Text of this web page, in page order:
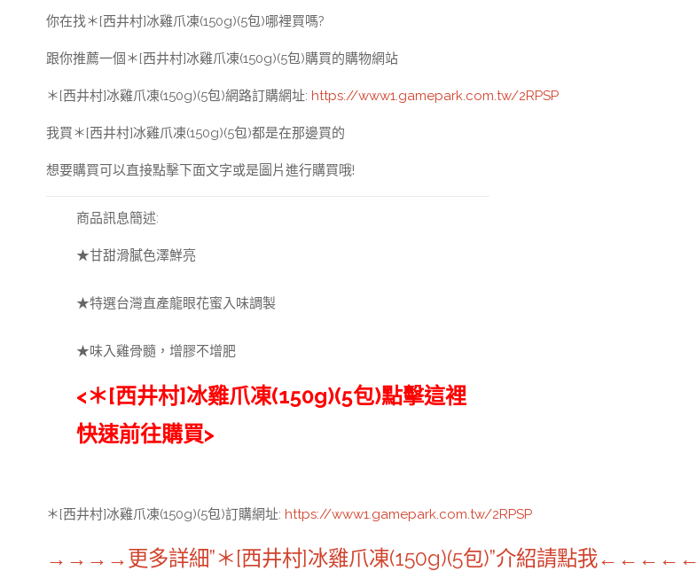
你在找＊[西井村]冰雞爪凍(150g)(5包)哪裡買嗎?
跟你推薦一個＊[西井村]冰雞爪凍(150g)(5包)購買的購物網站
＊[西井村]冰雞爪凍(150g)(5包)網路訂購網址: https://www1.gamepark.com.tw/2RPSP
我買＊[西井村]冰雞爪凍(150g)(5包)都是在那邊買的
想要購買可以直接點擊下面文字或是圖片進行購買哦!
商品訊息簡述:
★甘甜滑膩色澤鮮亮
★特選台灣直產龍眼花蜜入味調製
★味入雞骨髓，增膠不增肥
<＊[西井村]冰雞爪凍(150g)(5包)點擊這裡
快速前往購買>
＊[西井村]冰雞爪凍(150g)(5包)訂購網址: https://www1.gamepark.com.tw/2RPSP
→→→→更多詳細”＊[西井村]冰雞爪凍(150g)(5包)”介紹請點我←←←←←